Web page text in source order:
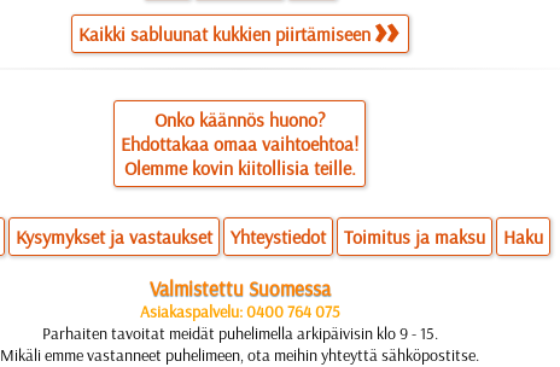
Kaikki sabluunat kukkien piirtämiseen
Onko käännös huono?
Ehdottakaa omaa vaihtoehtoa!
Olemme kovin kiitollisia teille.
Kysymykset ja vastaukset Yhteystiedot Toimitus ja maksu Haku
Valmistettu Suomessa
Asiakaspalvelu: 0400 764 075
Parhaiten tavoitat meidät puhelimella arkipäivisin klo 9 - 15.
Mikäli emme vastanneet puhelimeen, ota meihin yhteyttä sähköpostitse.